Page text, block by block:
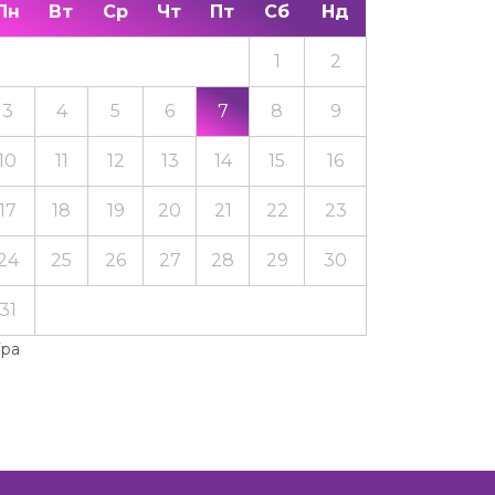
Вт Ср Чт Пт Сб Нд
1 2
3 4 5 6 7 8 9
11 12 13 14 15 16
18 19 20 21 22 23
25 26 27 28 29 30